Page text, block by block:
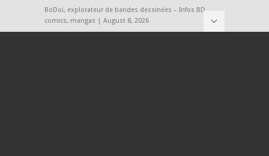
BoDoï, explorateur de bandes dessinées – Infos BD,
comics, mangas | August 8, 2026